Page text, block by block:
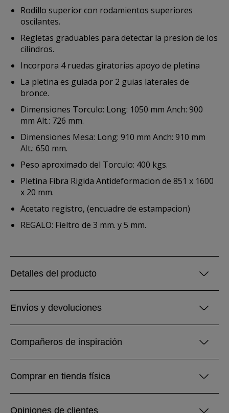
Rodillo superior con rodamientos superiores
oscilantes.
Regletas graduables para detectar la presion de los
cilindros.
Incorpora 4 ruedas giratorias apoyo de pletina
La pletina es guiada por 2 guias laterales de
bronce.
Dimensiones Torculo: Long: 1050 mm Anch: 900
mm Alt.: 726 mm.
Dimensiones Mesa: Long: 910 mm Anch: 910 mm
Alt.: 650 mm.
Peso aproximado del Torculo: 400 kgs.
Pletina Fibra Rigida Antideformacion de 851 x 1600
x 20 mm.
Acetato registro, (encuadre de estampacion)
REGALO: Fieltro de 3 mm. y 5 mm.
Detalles del producto
Envíos y devoluciones
Compañeros de inspiración
Comprar en tienda física
Opiniones de clientes